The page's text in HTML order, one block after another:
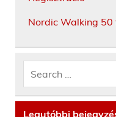
Nordic Walking
Legutóbbi